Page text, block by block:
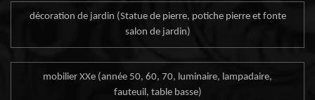
décoration de jardin (Statue de pierre, potiche pierre et fonte
salon de jardin)
mobilier XXe (année 50, 60, 70, luminaire, lampadaire,
fauteuil, table basse)